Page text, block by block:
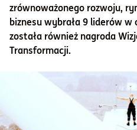
zrównoważonego rozwoju,
biznesu wybrała 9 liderów w
została również nagroda
Transformacji.